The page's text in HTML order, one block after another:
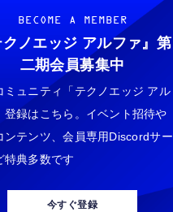
BECOME A MEMBER
クノエッジ アルファ』 第
二期会員募集中
ミュニティ「テクノエッジ アル
登録はこちら。イベント招待や
ンテンツ、会員専用Discordサー
特典多数です
今すぐ登録